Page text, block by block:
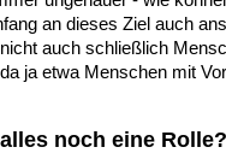
an dieses Ziel auch
auch schließlich
ja etwa Menschen mit
noch eine Rolle?